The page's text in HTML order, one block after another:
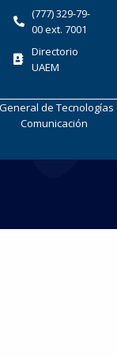
(777) 329-79-
00 ext. 7001
Directorio
UAEM
de
Comunicación